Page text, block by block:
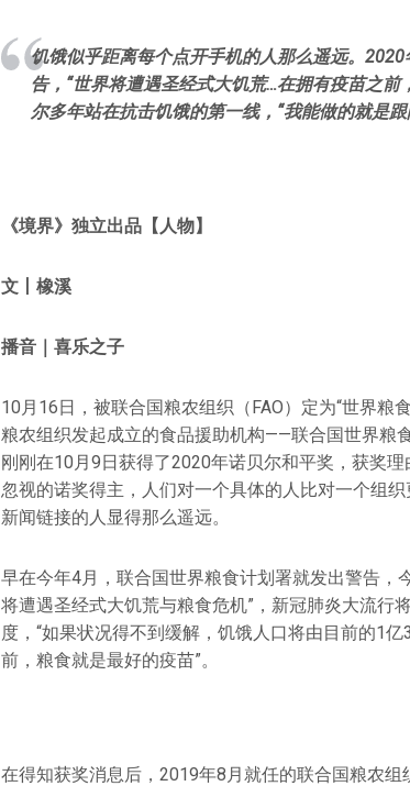
饥饿似乎距离每个点开手机的人那么遥远。
告，“世界将遭遇圣经式大饥荒…在拥有疫苗之
尔多年站在抗击饥饿的第一线，“我能做的就是跟
《境界》独立出品【人物】
文丨橡溪
播音｜喜乐之子
10月16日，被联合国粮农组织（FAO）定为“世界
粮农组织发起成立的食品援助机构——联合国世界粮
刚刚在10月9日获得了2020年诺贝尔和平奖，获奖
忽视的诺奖得主，人们对一个具体的人比对一个组
新闻链接的人显得那么遥远。
早在今年4月，联合国世界粮食计划署就发出警告，
将遭遇圣经式大饥荒与粮食危机”，新冠肺炎大流行
度，“如果状况得不到缓解，饥饿人口将由目前的1
前，粮食就是最好的疫苗”。
在得知获奖消息后，2019年8月就任的联合国粮农